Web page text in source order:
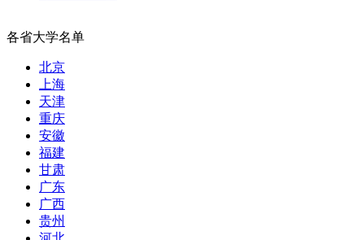
各省大学名单
北京
上海
天津
重庆
安徽
福建
甘肃
广东
广西
贵州